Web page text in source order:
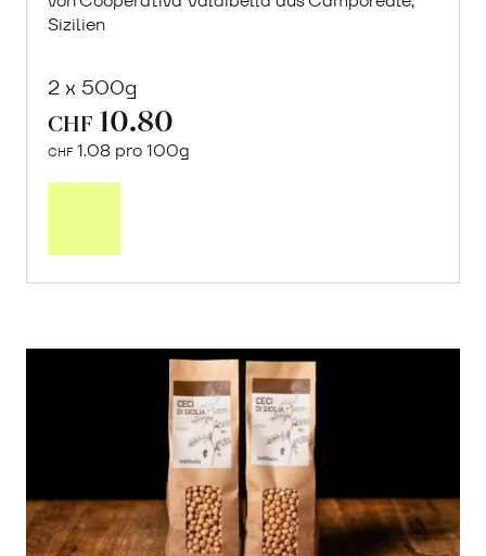
Sizilien
2 x 500g
CHF 10.80
CHF 1.08 pro 100g